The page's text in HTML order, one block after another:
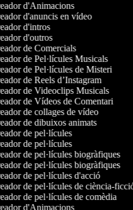
d'Animacions
d'anuncis en vídeo
d'intros
d'outros
de Comercials
de Pel·lícules Musicals
de Pel·lícules de Misteri
de Reels d’Instagram
de Videoclips Musicals
de Vídeos de Comentari
de collages de vídeo
de dibuixos animats
de pel·lícules
de pel·lícules
de pel·lícules biogràfiques
de pel·lícules biogràfiques
de pel·lícules d'acció
de pel·lícules de ciència-ficció
de pel·lícules de comèdia
d'Animacions